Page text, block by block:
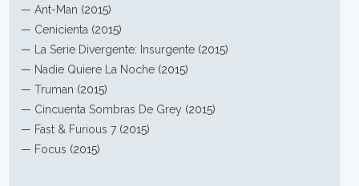
—Ant-Man (2015)
— Cenicienta (2015)
—
La Serie Divergente: Insurgente (2015)
— Nadie Quiere La Noche (2015)
—Truman (2015)
— Cincuenta Sombras De Grey (2015)
— Fast & Furious 7 (2015)
— Focus (2015)